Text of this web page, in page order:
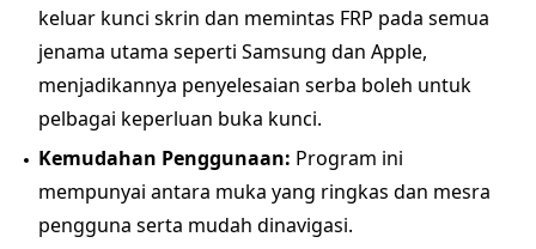
keluar kunci skrin dan memintas FRP pada semua
jenama utama seperti Samsung dan Apple,
menjadikannya penyelesaian serba boleh untuk
pelbagai keperluan buka kunci.
Kemudahan Penggunaan: Program ini
mempunyai antara muka yang ringkas dan mesra
pengguna serta mudah dinavigasi.